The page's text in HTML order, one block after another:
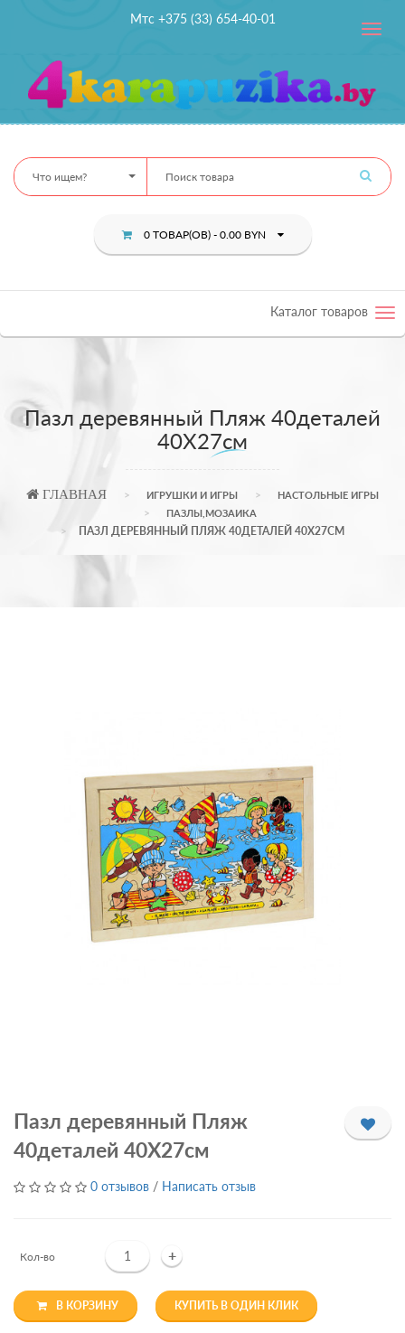
Мтс +375 (33) 654-40-01
Toggle
Что ищем?
0 ТОВАР(ОВ) - 0.00 BYN
Каталог товаров
Пазл деревянный Пляж 40деталей
40Х27см
ГЛАВНАЯ ИГРУШКИ И ИГРЫ
НАСТОЛЬНЫЕ ИГРЫ
ПАЗЛЫ,МОЗАИКА
ПАЗЛ ДЕРЕВЯННЫЙ ПЛЯЖ 40ДЕТАЛЕЙ 40Х27СМ
Пазл деревянный Пляж
40деталей 40Х27см
0 отзывов / Написать отзыв
Кол-во +
В КОРЗИНУ КУПИТЬ В ОДИН КЛИК